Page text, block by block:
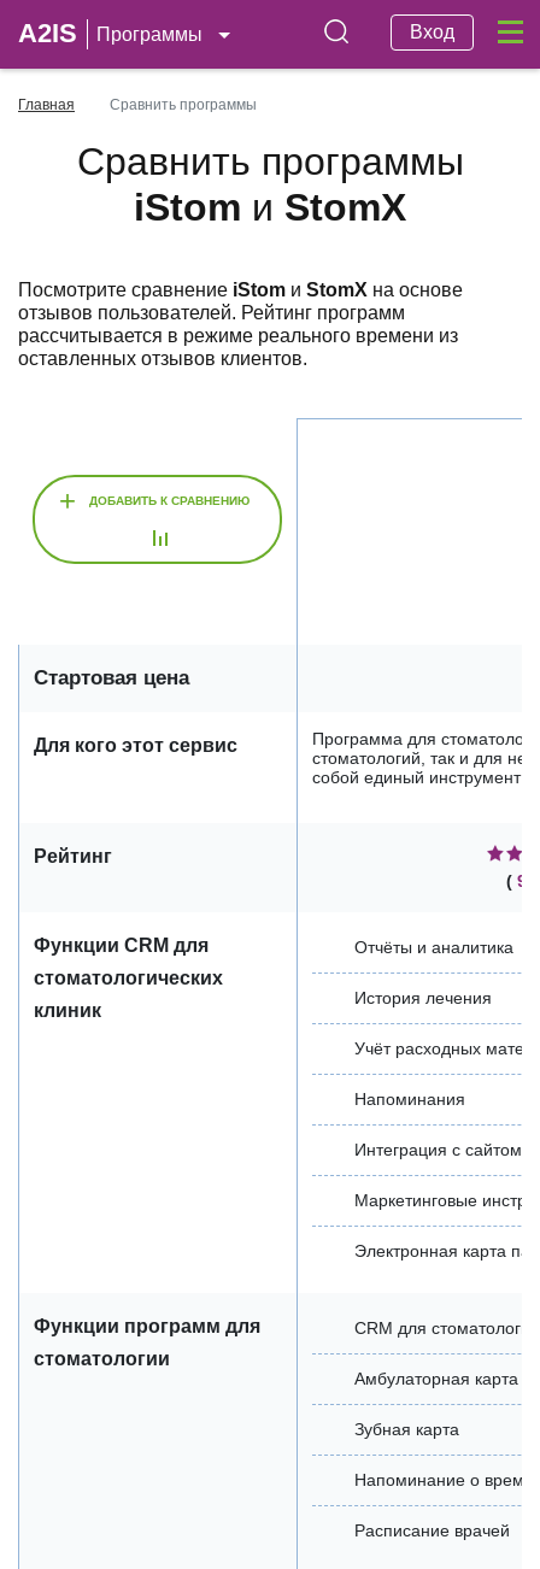
A2IS Программы Вход
Главная Сравнить программы
Сравнить программы
iStom и StomX
Посмотрите сравнение iStom и StomX на основе
отзывов пользователей. Рейтинг программ
рассчитывается в режиме реального времени из
оставленных отзывов клиентов.
+ ДОБАВИТЬ К СРАВНЕНИЮ
Стартовая цена
Для кого этот сервис
Программа для
стоматологий, так и для
собой единый инструмент
Рейтинг
( 9
Функции CRM для
стоматологических
клиник
Отчёты и аналитика
История лечения
Учёт расходных
Напоминания
Интеграция с сайтом
Маркетинговые
Электронная карта
Функции программ для
стоматологии
CRM для стоматологии
Амбулаторная карта
Зубная карта
Напоминание о
Расписание врачей